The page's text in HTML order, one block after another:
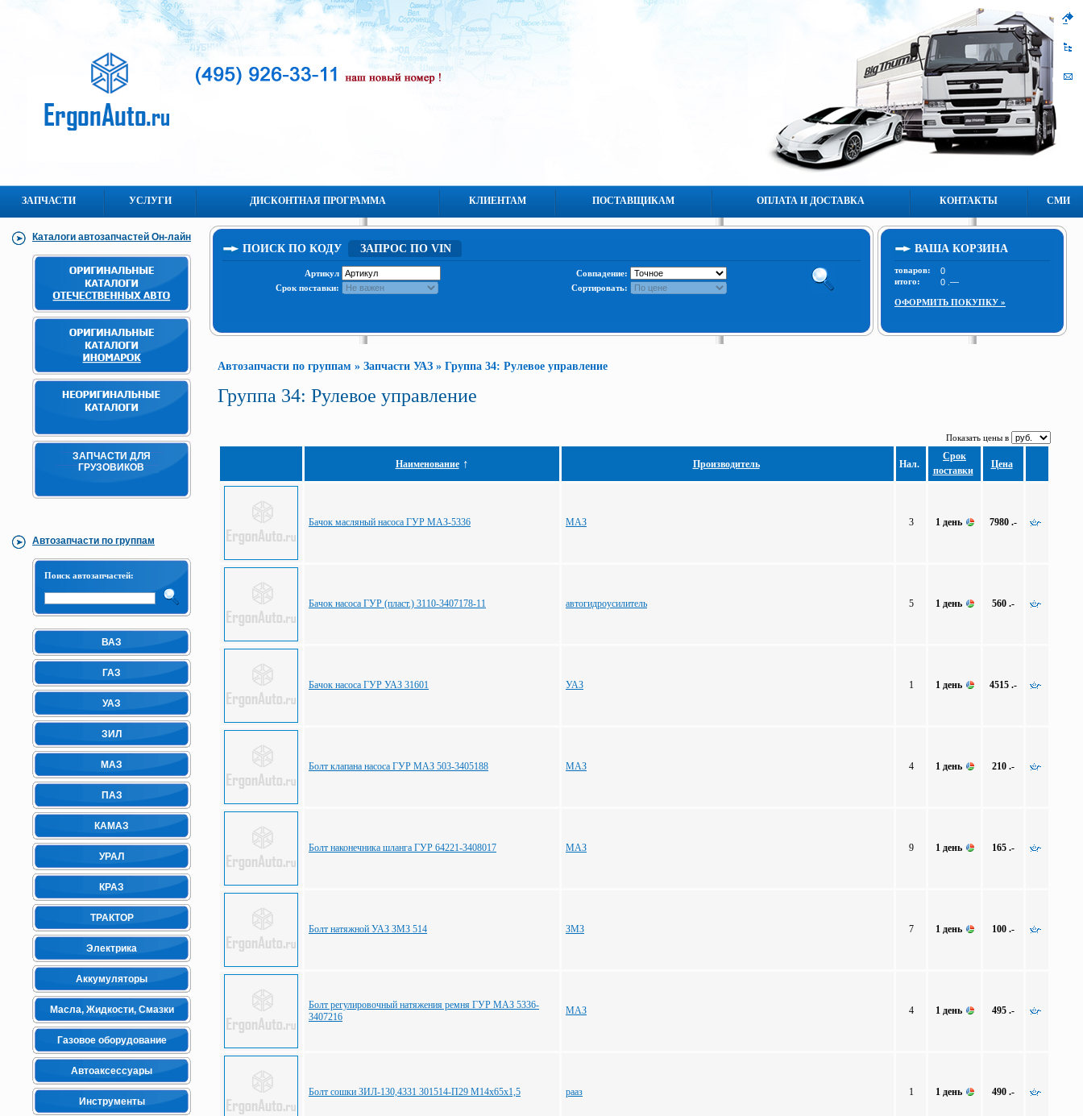
ЗАПЧАСТИ УСЛУГИ ДИСКОНТНАЯ ПРОГРАММА КЛИЕНТАМ ПОСТАВЩИКАМ ОПЛАТА И ДОСТАВКА КОНТАКТЫ СМИ
Каталоги автозапчастей Он-лайн
ЗАПЧАСТИ ДЛЯ
ГРУЗОВИКОВ
Автозапчасти по группам
Поиск автозапчастей:
ВАЗ
ГАЗ
УАЗ
ЗИЛ
МАЗ
ПАЗ
КАМАЗ
УРАЛ
КРАЗ
ТРАКТОР
Электрика
Аккумуляторы
Масла, Жидкости, Смазки
Газовое оборудование
Автоаксессуары
Инструменты
ПОИСК ПО КОДУ ЗАПРОС ПО VIN
Артикул
Совпадение:
Срок поставки:
Сортировать:
ВАША КОРЗИНА
товаров:
итого:
ОФОРМИТЬ ПОКУПКУ »
Автозапчасти по группам » Запчасти УАЗ » Группа 34: Рулевое управление
Группа 34: Рулевое управление
Показать цены в
Наименование↑ Производитель Нал.
Срок
поставки
Цена
Бачок масляный насоса ГУР МАЗ-5336 МАЗ 3 1 день 7980 .-
Бачок насоса ГУР (пласт.) 3110-3407178-11 автогидроусилитель 5 1 день 560 .-
Бачок насоса ГУР УАЗ 31601 УАЗ 1 1 день 4515 .-
Болт клапана насоса ГУР МАЗ 503-3405188 МАЗ 4 1 день 210 .-
Болт наконечника шланга ГУР 64221-3408017 МАЗ 9 1 день 165 .-
Болт натяжной УАЗ ЗМЗ 514 ЗМЗ 7 1 день 100 .-
Болт регулировочный натяжения ремня ГУР МАЗ 5336-
3407216
МАЗ 4 1 день 495 .-
Болт сошки ЗИЛ-130,4331 301514-П29 М14х65х1,5 рааз 1 1 день 490 .-